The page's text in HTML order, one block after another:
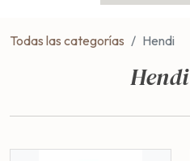
Todas las categorías Hendi
Hendi